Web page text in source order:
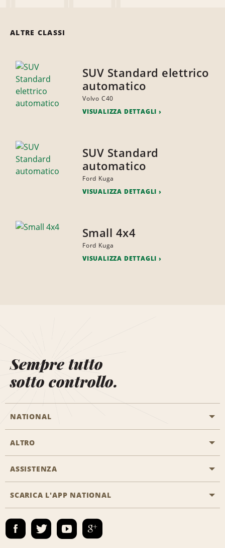
ALTRE CLASSI
SUV Standard elettrico
automatico
Volvo C40
VISUALIZZA DETTAGLI
SUV Standard
automatico
Ford Kuga
VISUALIZZA DETTAGLI
Small 4x4
Ford Kuga
VISUALIZZA DETTAGLI
Sempre tutto
sotto controllo.
NATIONAL
Inizia una prenotazione
Programmi business
Emerald Club Accedi
ALTRO
Offerte di lavoro
ASSISTENZA
Accessibilità
Contatti
SCARICA L'APP NATIONAL